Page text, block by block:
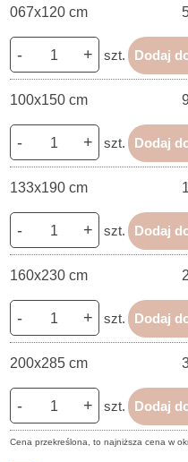
067x120 cm
- + szt. Dodaj
100x150 cm
- + szt. Dodaj
133x190 cm
- + szt. Dodaj
160x230 cm
- + szt. Dodaj
200x285 cm
- + szt. Dodaj
Cena przekreślona, to najniższa cena w